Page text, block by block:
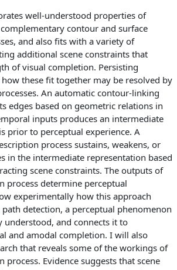
well-understood properties of
contour and surface
and also fits with a variety of
additional scene constraints that
of visual completion. Persisting
these fit together may be resolved by
An automatic contour-linking
edges based on geometric relations in
inputs produces an intermediate
prior to perceptual experience. A
process sustains, weakens, or
in the intermediate representation based
scene constraints. The outputs of
process determine perceptual
experimentally how this approach
detection, a perceptual phenomenon
understood, and connects it to
and amodal completion. I will also
that reveals some of the workings of
process. Evidence suggests that scene